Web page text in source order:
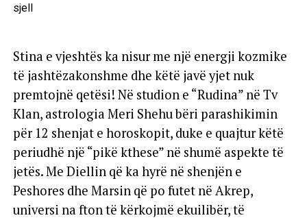
Stina e vjeshtës ka nisur me një energji kozmike
të jashtëzakonshme dhe këtë javë yjet nuk
premtojnë qetësi! Në studion e “Rudina” në Tv
Klan, astrologia Meri Shehu bëri parashikimin
për 12 shenjat e horoskopit, duke e quajtur këtë
periudhë një “pikë kthese” në shumë aspekte të
jetës. Me Diellin që ka hyrë në shenjën e
Peshores dhe Marsin që po futet në Akrep,
universi na fton të kërkojmë ekuilibër, të